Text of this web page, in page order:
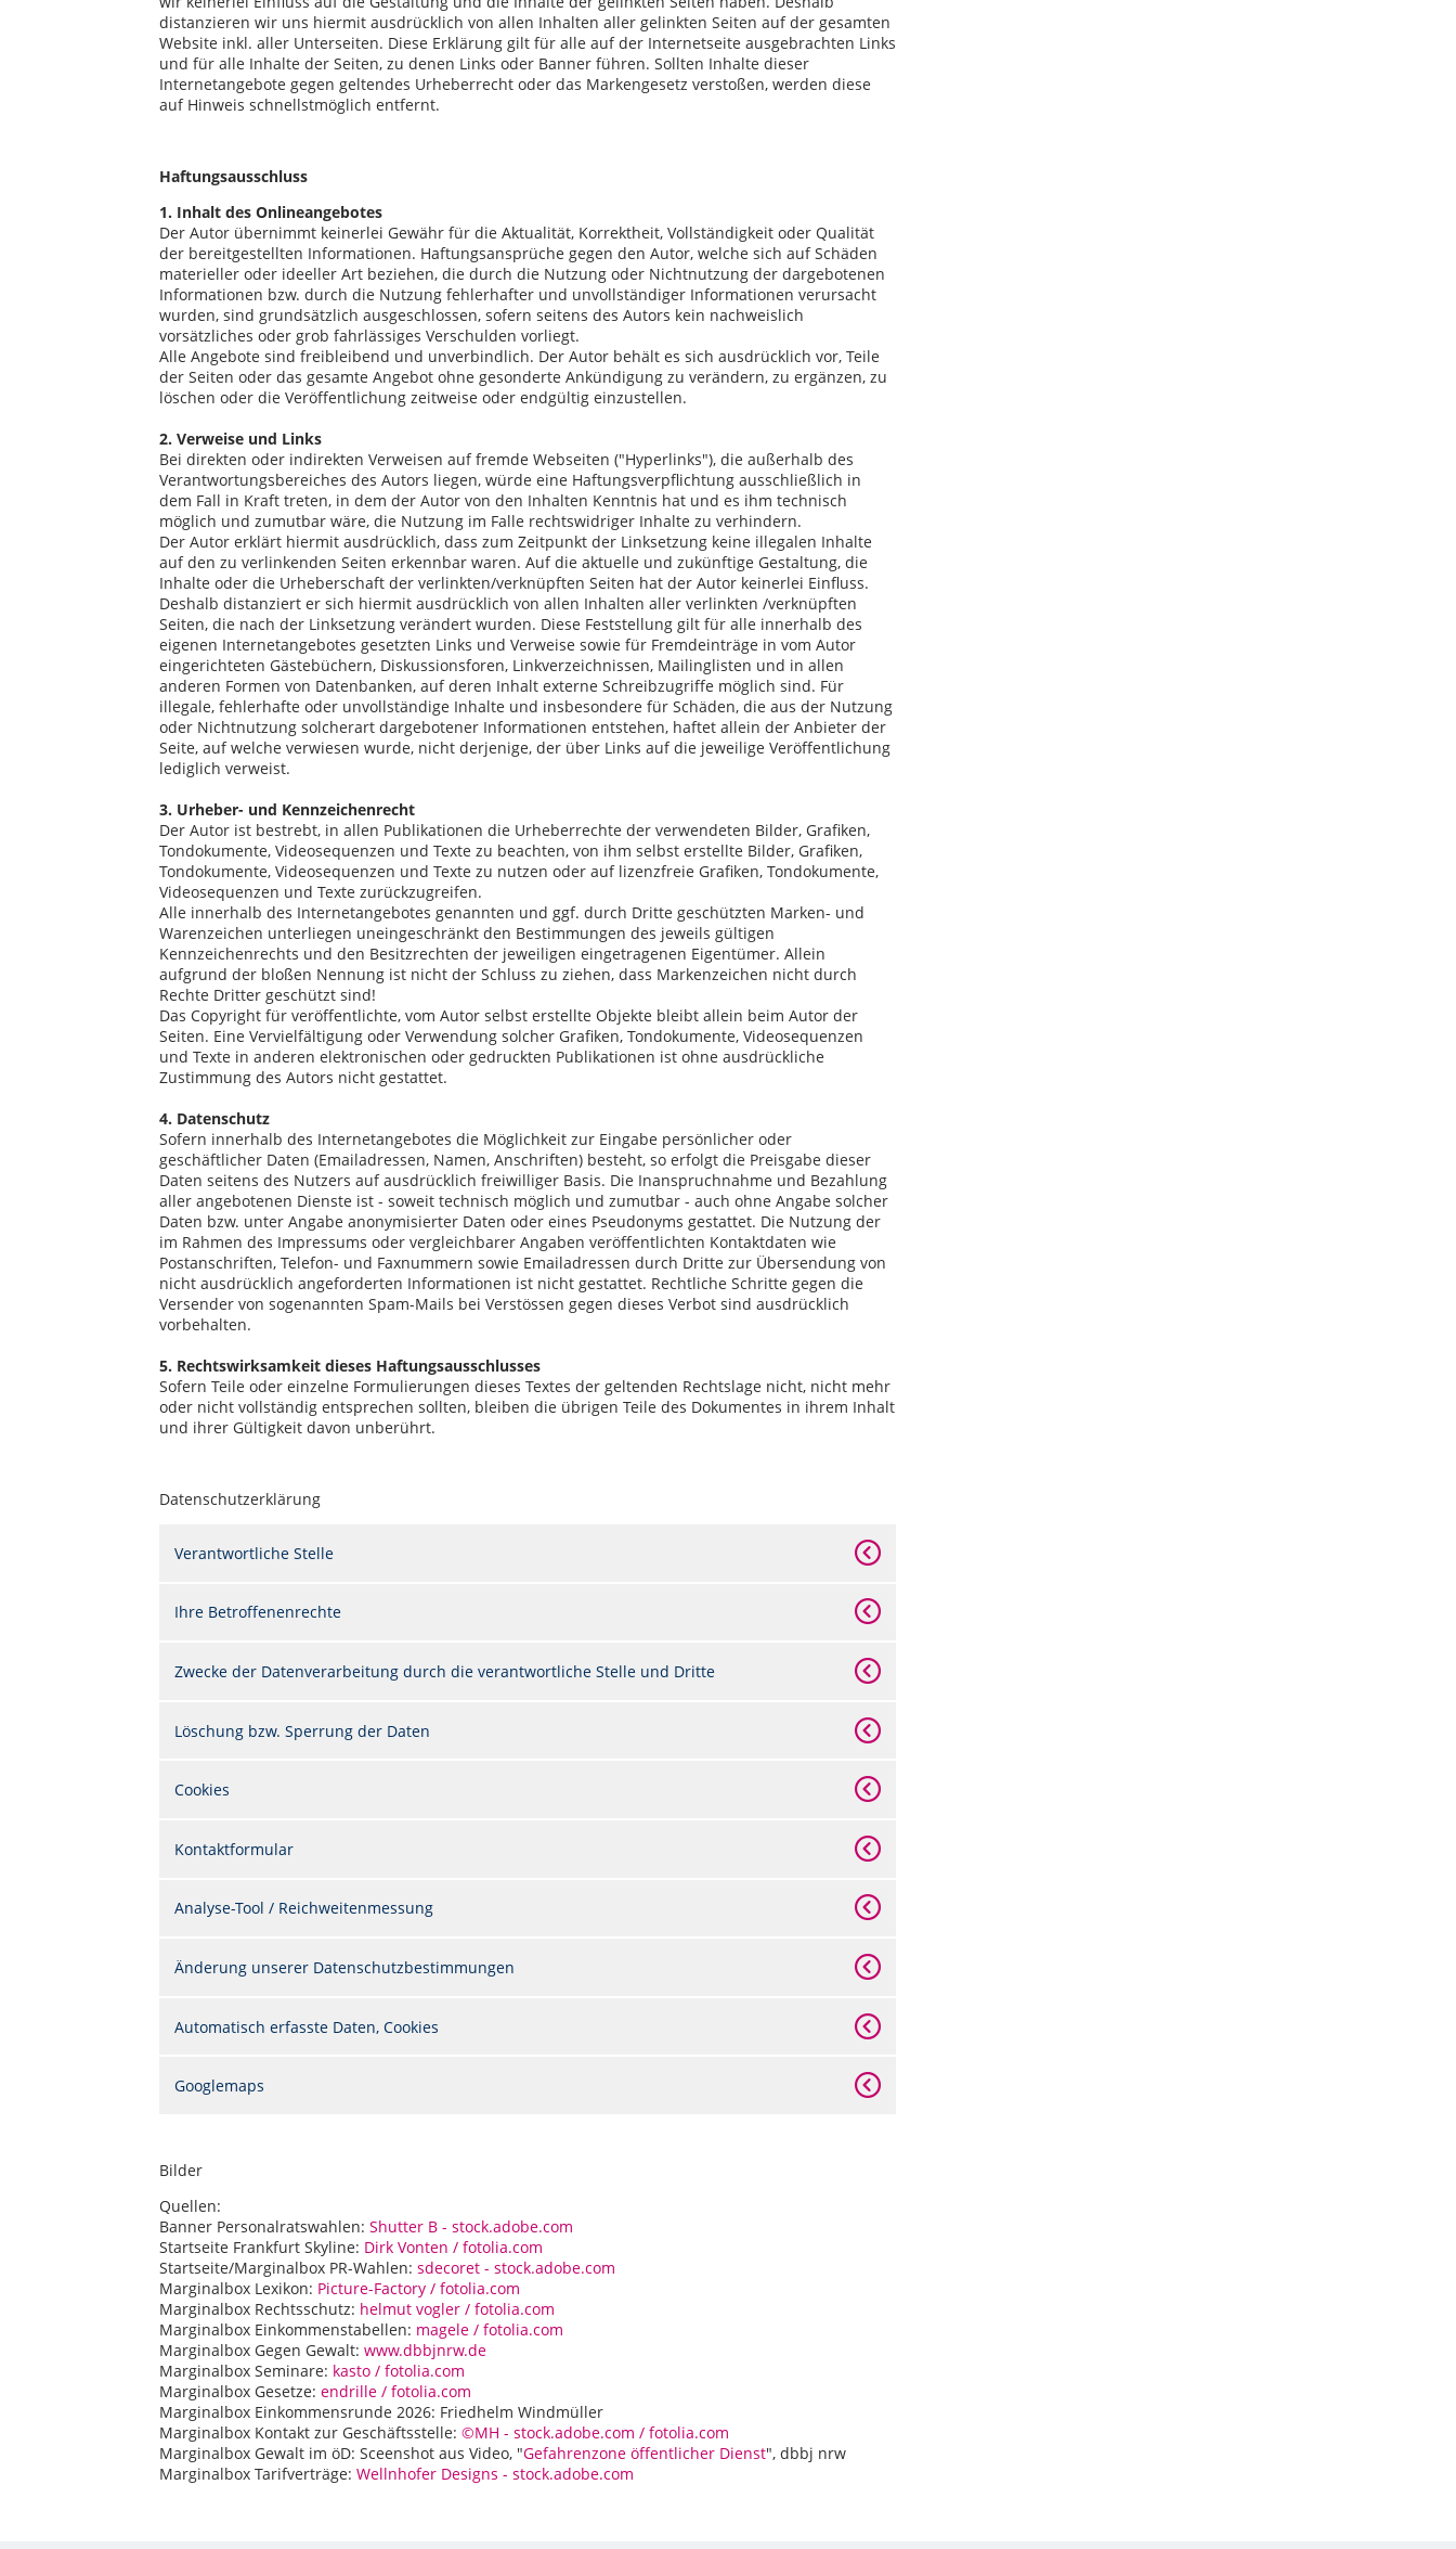
distanzieren wir uns hiermit ausdrücklich von allen Inhalten aller gelinkten Seiten auf der gesamten
Website inkl. aller Unterseiten. Diese Erklärung gilt für alle auf der Internetseite ausgebrachten Links
und für alle Inhalte der Seiten, zu denen Links oder Banner führen. Sollten Inhalte dieser
Internetangebote gegen geltendes Urheberrecht oder das Markengesetz verstoßen, werden diese
auf Hinweis schnellstmöglich entfernt.
Haftungsausschluss
1. Inhalt des Onlineangebotes
Der Autor übernimmt keinerlei Gewähr für die Aktualität, Korrektheit, Vollständigkeit oder Qualität
der bereitgestellten Informationen. Haftungsansprüche gegen den Autor, welche sich auf Schäden
materieller oder ideeller Art beziehen, die durch die Nutzung oder Nichtnutzung der dargebotenen
Informationen bzw. durch die Nutzung fehlerhafter und unvollständiger Informationen verursacht
wurden, sind grundsätzlich ausgeschlossen, sofern seitens des Autors kein nachweislich
vorsätzliches oder grob fahrlässiges Verschulden vorliegt.
Alle Angebote sind freibleibend und unverbindlich. Der Autor behält es sich ausdrücklich vor, Teile
der Seiten oder das gesamte Angebot ohne gesonderte Ankündigung zu verändern, zu ergänzen, zu
löschen oder die Veröffentlichung zeitweise oder endgültig einzustellen.
2. Verweise und Links
Bei direkten oder indirekten Verweisen auf fremde Webseiten ("Hyperlinks"), die außerhalb des
Verantwortungsbereiches des Autors liegen, würde eine Haftungsverpflichtung ausschließlich in
dem Fall in Kraft treten, in dem der Autor von den Inhalten Kenntnis hat und es ihm technisch
möglich und zumutbar wäre, die Nutzung im Falle rechtswidriger Inhalte zu verhindern.
Der Autor erklärt hiermit ausdrücklich, dass zum Zeitpunkt der Linksetzung keine illegalen Inhalte
auf den zu verlinkenden Seiten erkennbar waren. Auf die aktuelle und zukünftige Gestaltung, die
Inhalte oder die Urheberschaft der verlinkten/verknüpften Seiten hat der Autor keinerlei Einfluss.
Deshalb distanziert er sich hiermit ausdrücklich von allen Inhalten aller verlinkten /verknüpften
Seiten, die nach der Linksetzung verändert wurden. Diese Feststellung gilt für alle innerhalb des
eigenen Internetangebotes gesetzten Links und Verweise sowie für Fremdeinträge in vom Autor
eingerichteten Gästebüchern, Diskussionsforen, Linkverzeichnissen, Mailinglisten und in allen
anderen Formen von Datenbanken, auf deren Inhalt externe Schreibzugriffe möglich sind. Für
illegale, fehlerhafte oder unvollständige Inhalte und insbesondere für Schäden, die aus der Nutzung
oder Nichtnutzung solcherart dargebotener Informationen entstehen, haftet allein der Anbieter der
Seite, auf welche verwiesen wurde, nicht derjenige, der über Links auf die jeweilige Veröffentlichung
lediglich verweist.
3. Urheber- und Kennzeichenrecht
Der Autor ist bestrebt, in allen Publikationen die Urheberrechte der verwendeten Bilder, Grafiken,
Tondokumente, Videosequenzen und Texte zu beachten, von ihm selbst erstellte Bilder, Grafiken,
Tondokumente, Videosequenzen und Texte zu nutzen oder auf lizenzfreie Grafiken, Tondokumente,
Videosequenzen und Texte zurückzugreifen.
Alle innerhalb des Internetangebotes genannten und ggf. durch Dritte geschützten Marken- und
Warenzeichen unterliegen uneingeschränkt den Bestimmungen des jeweils gültigen
Kennzeichenrechts und den Besitzrechten der jeweiligen eingetragenen Eigentümer. Allein
aufgrund der bloßen Nennung ist nicht der Schluss zu ziehen, dass Markenzeichen nicht durch
Rechte Dritter geschützt sind!
Das Copyright für veröffentlichte, vom Autor selbst erstellte Objekte bleibt allein beim Autor der
Seiten. Eine Vervielfältigung oder Verwendung solcher Grafiken, Tondokumente, Videosequenzen
und Texte in anderen elektronischen oder gedruckten Publikationen ist ohne ausdrückliche
Zustimmung des Autors nicht gestattet.
4. Datenschutz
Sofern innerhalb des Internetangebotes die Möglichkeit zur Eingabe persönlicher oder
geschäftlicher Daten (Emailadressen, Namen, Anschriften) besteht, so erfolgt die Preisgabe dieser
Daten seitens des Nutzers auf ausdrücklich freiwilliger Basis. Die Inanspruchnahme und Bezahlung
aller angebotenen Dienste ist - soweit technisch möglich und zumutbar - auch ohne Angabe solcher
Daten bzw. unter Angabe anonymisierter Daten oder eines Pseudonyms gestattet. Die Nutzung der
im Rahmen des Impressums oder vergleichbarer Angaben veröffentlichten Kontaktdaten wie
Postanschriften, Telefon- und Faxnummern sowie Emailadressen durch Dritte zur Übersendung von
nicht ausdrücklich angeforderten Informationen ist nicht gestattet. Rechtliche Schritte gegen die
Versender von sogenannten Spam-Mails bei Verstössen gegen dieses Verbot sind ausdrücklich
vorbehalten.
5. Rechtswirksamkeit dieses Haftungsausschlusses
Sofern Teile oder einzelne Formulierungen dieses Textes der geltenden Rechtslage nicht, nicht mehr
oder nicht vollständig entsprechen sollten, bleiben die übrigen Teile des Dokumentes in ihrem Inhalt
und ihrer Gültigkeit davon unberührt.
Datenschutzerklärung
Verantwortliche Stelle
Ihre Betroffenenrechte
Zwecke der Datenverarbeitung durch die verantwortliche Stelle und Dritte
Löschung bzw. Sperrung der Daten
Cookies
Kontaktformular
Analyse-Tool / Reichweitenmessung
Änderung unserer Datenschutzbestimmungen
Automatisch erfasste Daten, Cookies
Googlemaps
Bilder
Quellen:
Banner Personalratswahlen: Shutter B - stock.adobe.com
Startseite Frankfurt Skyline: Dirk Vonten / fotolia.com
Startseite/Marginalbox PR-Wahlen: sdecoret - stock.adobe.com
Marginalbox Lexikon: Picture-Factory / fotolia.com
Marginalbox Rechtsschutz: helmut vogler / fotolia.com
Marginalbox Einkommenstabellen: magele / fotolia.com
Marginalbox Gegen Gewalt: www.dbbjnrw.de
Marginalbox Seminare: kasto / fotolia.com
Marginalbox Gesetze: endrille / fotolia.com
Marginalbox Einkommensrunde 2026: Friedhelm Windmüller
Marginalbox Kontakt zur Geschäftsstelle: ©MH - stock.adobe.com / fotolia.com
Marginalbox Gewalt im öD: Sceenshot aus Video, "Gefahrenzone öffentlicher Dienst", dbbj nrw
Marginalbox Tarifverträge: Wellnhofer Designs - stock.adobe.com